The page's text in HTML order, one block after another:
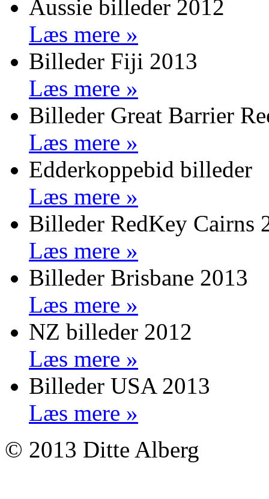
Aussie billeder 2012
Læs mere »
Billeder Fiji 2013
Læs mere »
Billeder Great Barrier
Læs mere »
Edderkoppebid billeder
Læs mere »
Billeder RedKey Cairns
Læs mere »
Billeder Brisbane 2013
Læs mere »
NZ billeder 2012
Læs mere »
Billeder USA 2013
Læs mere »
© 2013 Ditte Alberg